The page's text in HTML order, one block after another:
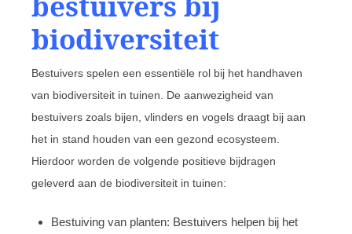
biodiversiteit
Bestuivers spelen een essentiële rol bij het handhaven
van biodiversiteit in tuinen. De aanwezigheid van
bestuivers zoals bijen, vlinders en vogels draagt bij aan
het in stand houden van een gezond ecosysteem.
Hierdoor worden de volgende positieve bijdragen
geleverd aan de biodiversiteit in tuinen:
Bestuiving van planten: Bestuivers helpen bij het